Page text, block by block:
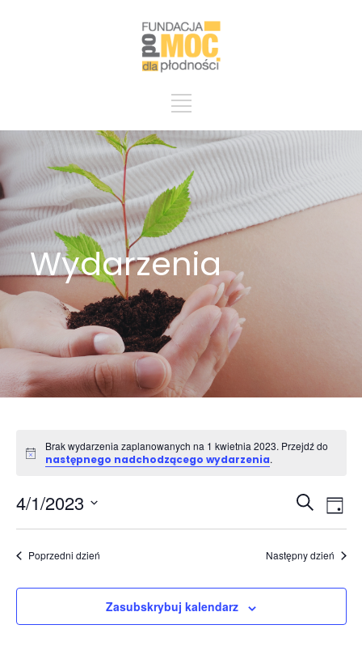
Wydarzenia
Powiadomienie
Brak wydarzenia zaplanowanych na 1 kwietnia 2023. Przejdź do
następnego nadchodzącego wydarzenia.
i
SzukajDzień
4/1/2023
Wybierz
datę.
Poprzedni dzień Następny dzień
Zasubskrybuj kalendarz